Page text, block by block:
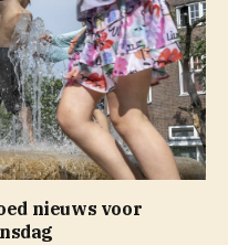
nieuws voor